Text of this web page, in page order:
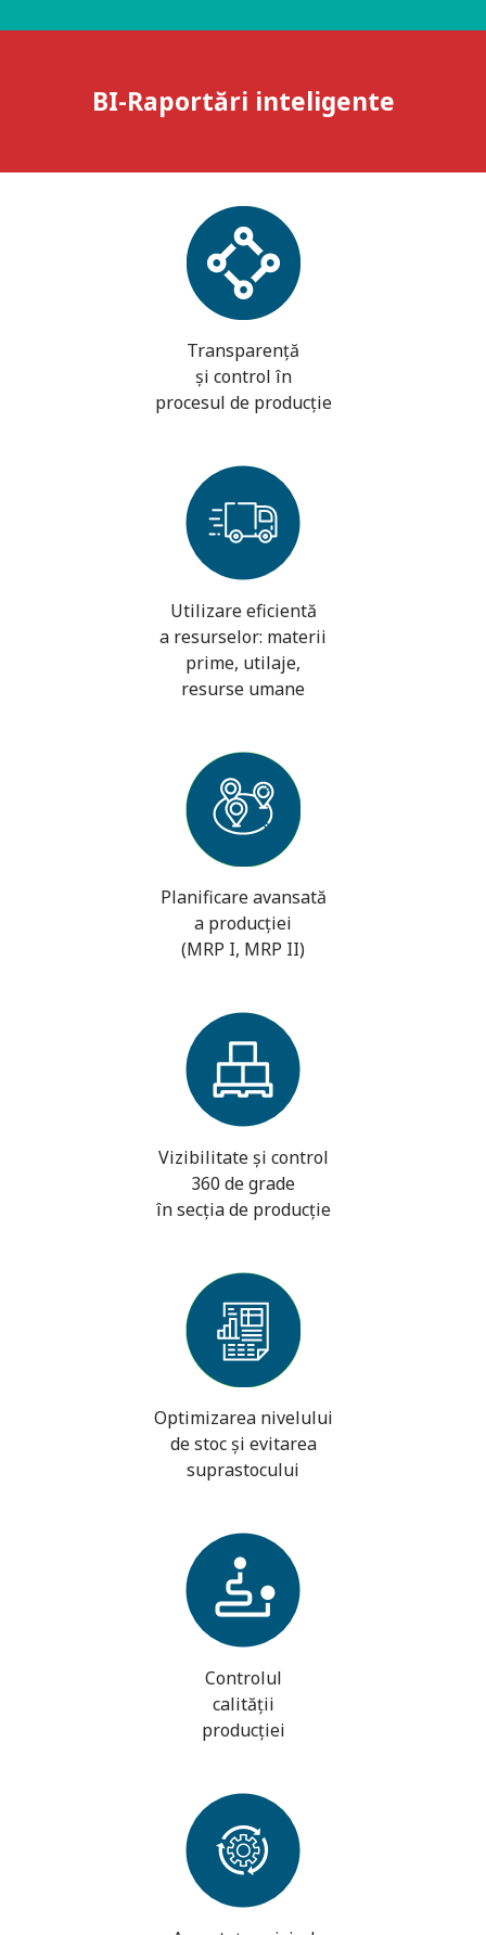
BI-Raportări inteligente
Transparență
și control în
procesul de producție
Utilizare eficientă
a resurselor: materii
prime, utilaje,
resurse umane
Planificare avansată
a producției
(MRP I, MRP II)
Vizibilitate și control
360 de grade
în secția de producție
Optimizarea nivelului
de stoc și evitarea
suprastocului
Controlul
calității
producției